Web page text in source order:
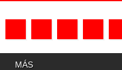
MÁS